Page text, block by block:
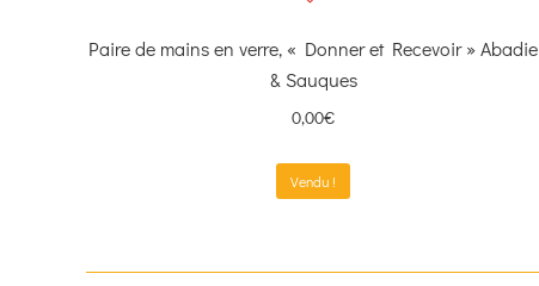
Paire de mains en verre, « Donner et Recevoir » Abadie
& Sauques
0,00€
Vendu !